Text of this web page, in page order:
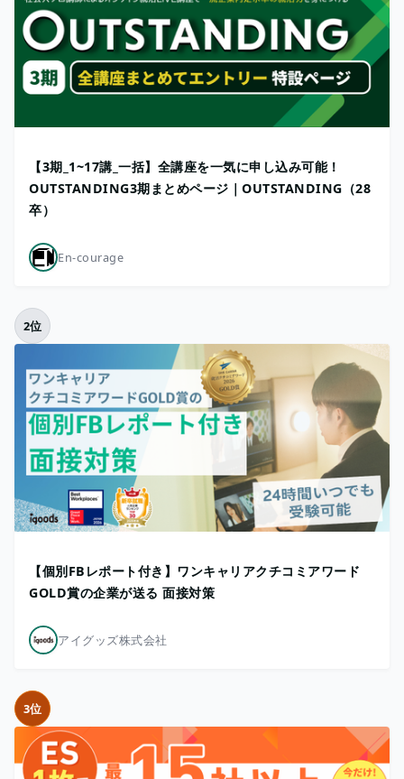
【3期_1~17講_一括】全講座を一気に申し込み可能！
OUTSTANDING3期まとめページ｜OUTSTANDING（28
卒）
En-courage
2位
【個別FBレポート付き】ワンキャリアクチコミアワード
GOLD賞の企業が送る 面接対策
アイグッズ株式会社
3位